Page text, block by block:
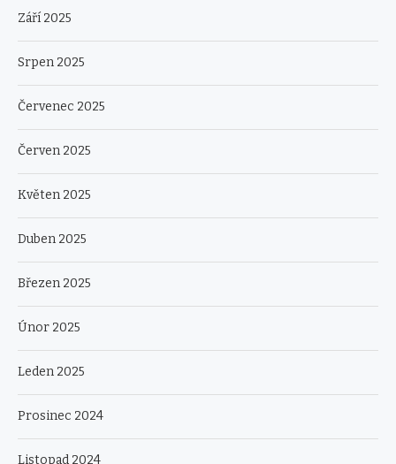
Září 2025
Srpen 2025
Červenec 2025
Červen 2025
Květen 2025
Duben 2025
Březen 2025
Únor 2025
Leden 2025
Prosinec 2024
Listopad 2024